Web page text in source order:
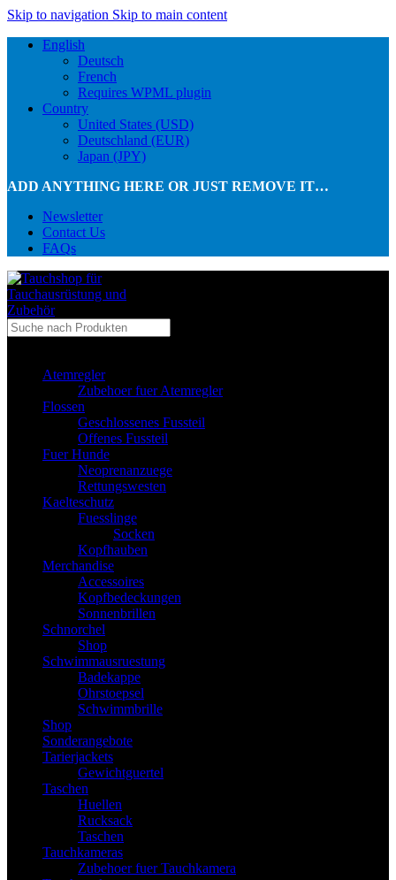
Skip to navigation Skip to main content
English
Deutsch
French
Requires WPML plugin
Country
United States (USD)
Deutschland (EUR)
Japan (JPY)
ADD ANYTHING HERE OR JUST REMOVE IT…
Newsletter
Contact Us
FAQs
Atemregler
Zubehoer fuer Atemregler
Flossen
Geschlossenes Fussteil
Offenes Fussteil
Fuer Hunde
Neoprenanzuege
Rettungswesten
Kaelteschutz
Fuesslinge
Socken
Kopfhauben
Merchandise
Accessoires
Kopfbedeckungen
Sonnenbrillen
Schnorchel
Shop
Schwimmausruestung
Badekappe
Ohrstoepsel
Schwimmbrille
Shop
Sonderangebote
Tarierjackets
Gewichtguertel
Taschen
Huellen
Rucksack
Taschen
Tauchkameras
Zubehoer fuer Tauchkamera